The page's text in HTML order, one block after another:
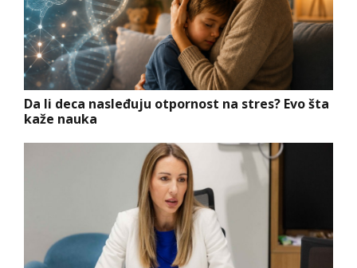
Da li deca nasleđuju otpornost na stres? Evo šta
kaže nauka